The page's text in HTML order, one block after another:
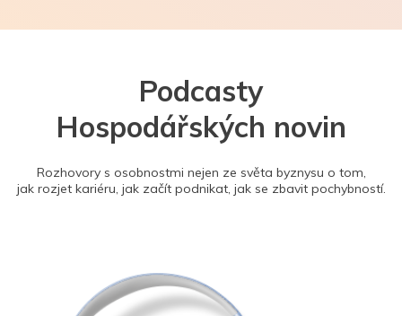
Podcasty
Hospodářských novin
Rozhovory s osobnostmi nejen ze světa byznysu o tom,
jak rozjet kariéru, jak začít podnikat, jak se zbavit pochybností.